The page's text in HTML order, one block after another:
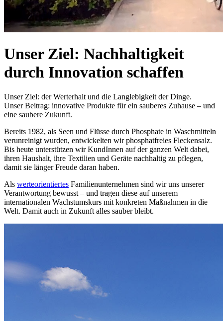
Unser Ziel: Nachhaltigkeit
durch Innovation schaffen
Unser Ziel: der Werterhalt und die Langlebigkeit der Dinge.
Unser Beitrag: innovative Produkte für ein sauberes Zuhause – und
eine saubere Zukunft.
Bereits 1982, als Seen und Flüsse durch Phosphate in Waschmitteln
verunreinigt wurden, entwickelten wir phosphatfreies Fleckensalz.
Bis heute unterstützen wir KundInnen auf der ganzen Welt dabei,
ihren Haushalt, ihre Textilien und Geräte nachhaltig zu pflegen,
damit sie länger Freude daran haben.
Als werteorientiertes Familienunternehmen sind wir uns unserer
Verantwortung bewusst – und tragen diese auf unserem
internationalen Wachstumskurs mit konkreten Maßnahmen in die
Welt. Damit auch in Zukunft alles sauber bleibt.